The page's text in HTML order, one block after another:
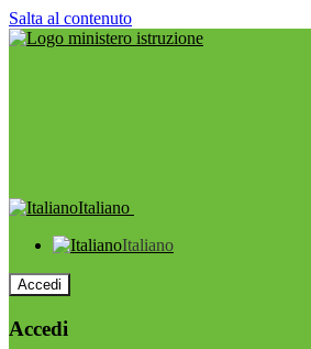
Salta al contenuto
Italiano
Italiano
Accedi
Accedi